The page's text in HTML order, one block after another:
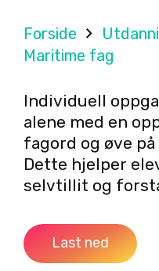
Forside
Maritime fag
Individuell
alene med en
fagord og øve
Dette hjelper
selvtillit og
Last ned